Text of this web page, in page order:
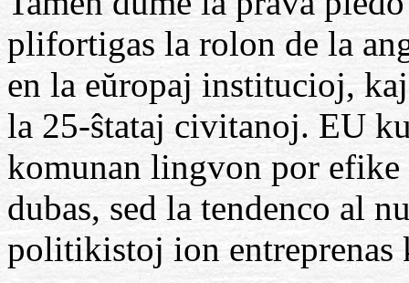
plifortigas la rolon de la
en la eŭropaj institucioj,
la 25-ŝtataj civitanoj. EU
komunan lingvon por
dubas, sed la tendenco al
politikistoj ion entreprenas